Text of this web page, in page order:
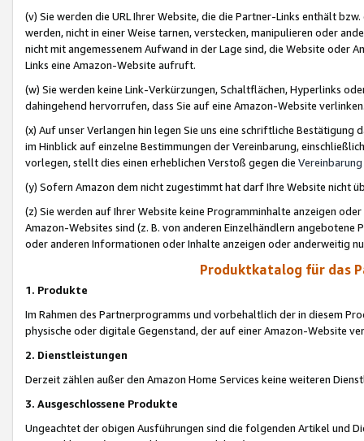
(v) Sie werden die URL Ihrer Website, die die Partner-Links enthält
werden, nicht in einer Weise tarnen, verstecken, manipulieren oder
nicht mit angemessenem Aufwand in der Lage sind, die Website oder
Links eine Amazon-Website aufruft.
(w) Sie werden keine Link-Verkürzungen, Schaltflächen, Hyperlinks
dahingehend hervorrufen, dass Sie auf eine Amazon-Website
(x) Auf unser Verlangen hin legen Sie uns eine schriftliche
im Hinblick auf einzelne Bestimmungen der Vereinbarung,
vorlegen, stellt dies einen erheblichen Verstoß gegen die Vereinbarung
(y) Sofern Amazon dem nicht zugestimmt hat darf Ihre Website nicht
(z) Sie werden auf Ihrer Website keine Programminhalte anzeigen
Amazon-Websites sind (z. B. von anderen Einzelhändlern
oder anderen Informationen oder Inhalte anzeigen oder anderweitig
Produktkatalog für das
1. Produkte
Im Rahmen des Partnerprogramms und vorbehaltlich der in diesem
physische oder digitale Gegenstand, der auf einer Amazon-Website
2. Dienstleistungen
Derzeit zählen außer den Amazon Home Services keine weiteren
3. Ausgeschlossene Produkte
Ungeachtet der obigen Ausführungen sind die folgenden Artikel und